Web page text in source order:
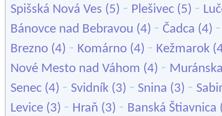
Spišská Nová Ves (5) - Plešivec (5) -
Bánovce nad Bebravou (4) - Čadca (4)
Brezno (4) - Komárno (4) - Kežmarok
Nové Mesto nad Váhom (4) -
Senec (4) - Svidník (3) - Snina (3) -
Levice (3) - Hraň (3) - Banská Štiavnica